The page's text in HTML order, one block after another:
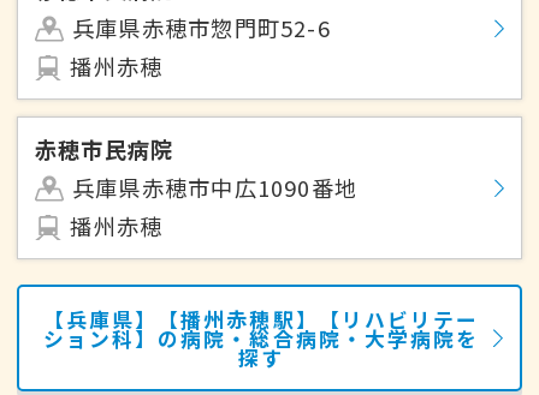
兵庫県赤穂市惣門町52-6
播州赤穂
赤穂市民病院
兵庫県赤穂市中広1090番地
播州赤穂
【兵庫県】【播州赤穂駅】【リハビリテー
ション科】の病院・総合病院・大学病院を
探す